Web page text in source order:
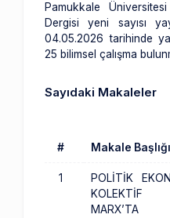
Pamukkale
Dergisi yeni sayısı
04.05.2026 tarihinde
25 bilimsel çalışma
Sayıdaki Makaleler
# Makale Başlığı
1
POLİTİK
KOLEKTİF
MARX’TA